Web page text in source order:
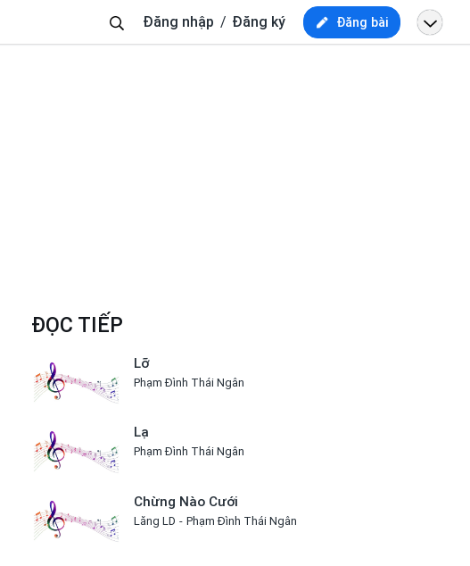
kiếm
Đăng nhập Đăng ký Đăng bài
ĐỌC TIẾP
Lỡ
Phạm Đình Thái Ngân
Lạ
Phạm Đình Thái Ngân
Chừng Nào Cưới
Lăng LD Phạm Đình Thái Ngân